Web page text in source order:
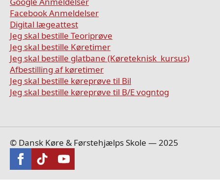
Facebook Anmeldelser
Digital lægeattest
Jeg skal bestille Teoriprøve
Jeg skal bestille Køretimer
Jeg skal bestille glatbane (Køreteknisk kursus)
Afbestilling af køretimer
Jeg skal bestille køreprøve til Bil
Jeg skal bestille køreprøve til B/E vogntog
© ​Dansk Køre & Førstehjælps Skole — 2025